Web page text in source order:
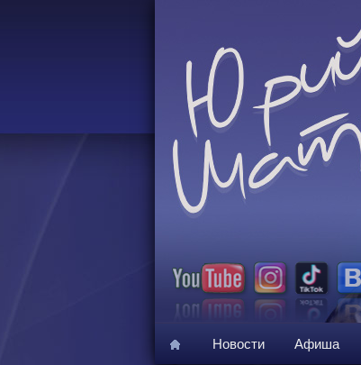
Новости Афиша